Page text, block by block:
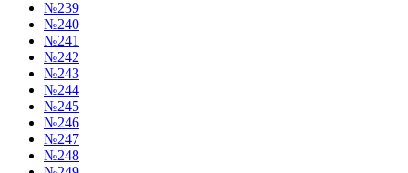
№239
№240
№241
№242
№243
№244
№245
№246
№247
№248